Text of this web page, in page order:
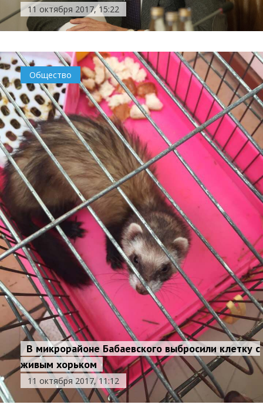
11 октября 2017, 15:22
Общество
В микрорайоне Бабаевского выбросили клетку с
живым хорьком
11 октября 2017, 11:12